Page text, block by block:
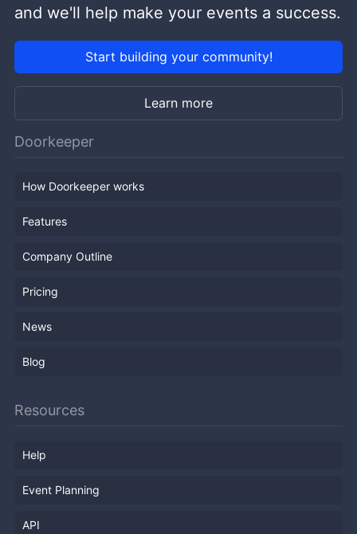
and we'll help make your events a success.
Start building your community!
Learn more
Doorkeeper
How Doorkeeper works
Features
Company Outline
Pricing
News
Blog
Resources
Help
Event Planning
API